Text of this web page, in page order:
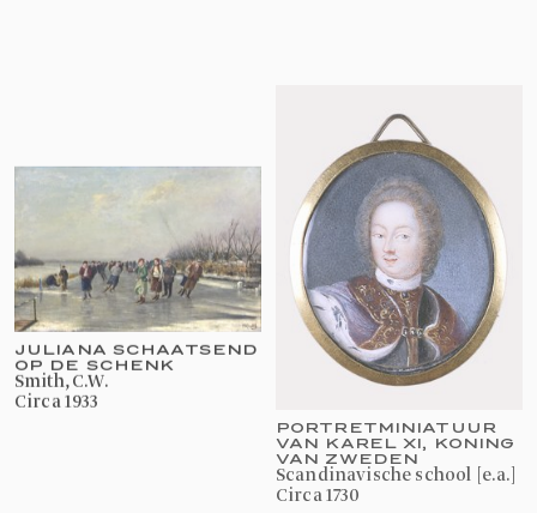
JULIANA SCHAATSEND
OP DE SCHENK
Smith, C.W.
Circa 1933
VAN KAREL XI, KONING
VAN ZWEDEN
Scandinavische school [e.a.]
circa 1730